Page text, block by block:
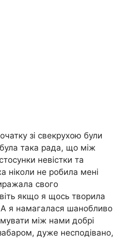
зі свекрухою були
така рада, що між
невістки та
ніколи не робила мені
свого
якщо я щось творила
я намагалася шанобливо
між нами добрі
дуже несподівано,